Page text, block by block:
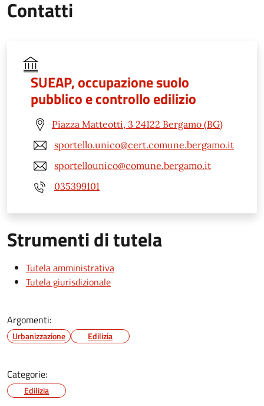
Contatti
SUEAP, occupazione suolo
pubblico e controllo edilizio
Piazza Matteotti, 3 24122 Bergamo (BG)
sportello.unico@cert.comune.bergamo.it
sportellounico@comune.bergamo.it
035399101
Strumenti di tutela
Tutela amministrativa
Tutela giurisdizionale
Argomenti:
Urbanizzazione Edilizia
Categorie:
Edilizia